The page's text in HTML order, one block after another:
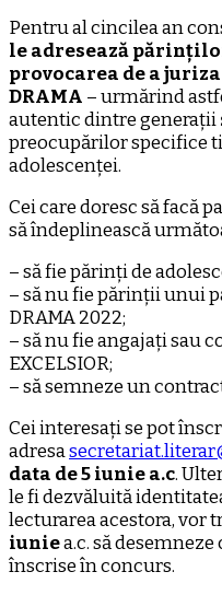
Pentru al cincilea an
le adresează
provocarea de a
DRAMA – urmărind
autentic dintre
preocupărilor specifice
adolescenței.
Cei care doresc să facă
să îndeplinească
– să fie părinți de
– să nu fie părinții unui
DRAMA 2022;
– să nu fie angajați sau
EXCELSIOR;
– să semneze un
Cei interesați se pot
adresa
data de 5 iunie a.c.
le fi dezvăluită
lecturarea acestora, vor
iuniea.c. să
înscrise în concurs.